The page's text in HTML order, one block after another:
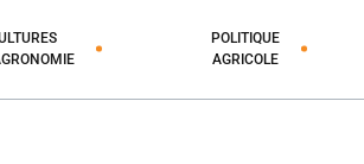
POLITIQUE
AGRICOLE